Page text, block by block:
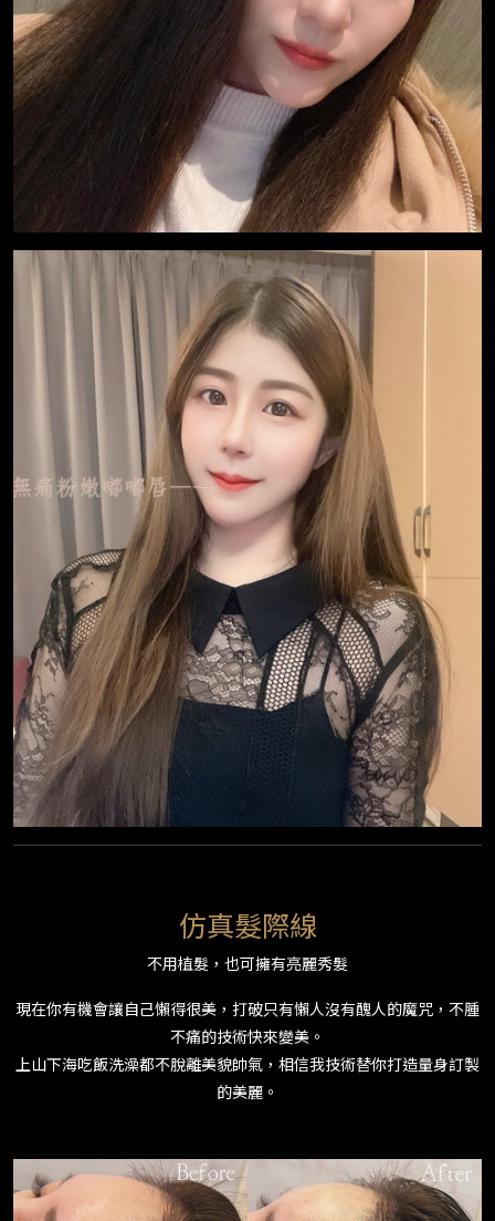
仿真髮際線
不用植髮，也可擁有亮麗秀髮
現在你有機會讓自己懶得很美，打破只有懶人沒有醜人的魔咒，不腫
不痛的技術快來變美。
上山下海吃飯洗澡都不脫離美貌帥氣，相信我技術替你打造量身訂製
的美麗。